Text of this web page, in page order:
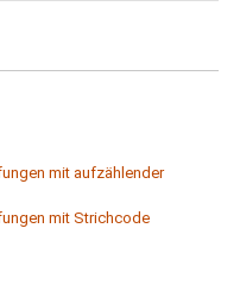
mit aufzählender
mit Strichcode